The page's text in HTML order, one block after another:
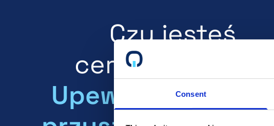
Consent
Czy jesteś
certyfikowany?
Upewnij się, że